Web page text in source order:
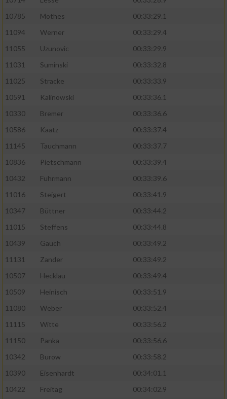
10785
Mothes
00:33:29.1
11094
Werner
00:33:29.4
11055
Uzunovic
00:33:29.9
11031
Suminski
00:33:32.8
11025
Stracke
00:33:33.9
10591
Kalinowski
00:33:36.1
10330
Bremer
00:33:36.6
10586
Kaatz
00:33:37.4
11145
Tauchmann
00:33:37.7
10836
Pietschmann
00:33:39.4
10432
Fuhrmann
00:33:39.6
11016
Steigert
00:33:41.9
10347
Büttner
00:33:44.2
11015
Steffens
00:33:44.8
10439
Gauch
00:33:49.2
11131
Zander
00:33:49.2
10507
Hecklau
00:33:49.4
10509
Heinisch
00:33:51.9
11080
Weber
00:33:52.4
11115
Witte
00:33:56.2
11150
Panka
00:33:56.6
10342
Burow
00:33:58.2
10390
Eisenhardt
00:34:01.1
10422
Freitag
00:34:02.9